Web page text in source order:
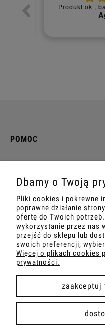
Produkt ok ,
POMOC
MOJE KONTO
PŁATNOŚCI I DOSTAWA
INFORMACJE
O NAS
pokaż
Sklep
Dbamy o Twoją
Pliki cookies i pokrewne
poprawne działanie
ofertę do Twoich
wykorzystanie przez nas
przejść do sklepu lub
swoich preferencji,
Więcej o plikach cookies
prywatności.
zaakceptuj